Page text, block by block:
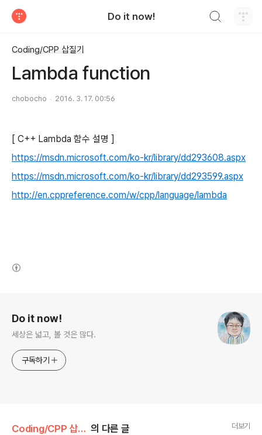
Do it now!
Coding/CPP 삽질기
Lambda function
chobocho 2016. 3. 17. 00:56
[ C++ Lambda 함수 설명 ]
https://msdn.microsoft.com/ko-kr/library/dd293608.aspx
https://msdn.microsoft.com/ko-kr/library/dd293599.aspx
http://en.cppreference.com/w/cpp/language/lambda
Do it now!
세상은 넓고, 볼 것은 많다.
구독하기
Coding/CPP 삽질기 의 다른 글 더보기